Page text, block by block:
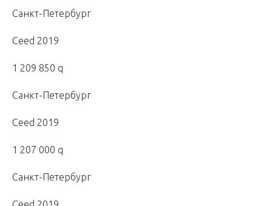
Санкт-Петербург
Ceed 2019
1 209 850 q
Санкт-Петербург
Ceed 2019
1 207 000 q
Санкт-Петербург